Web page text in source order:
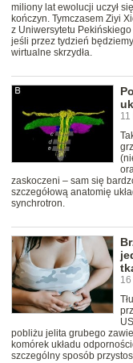
miliony lat ewolucji uczył
kończyn. Tymczasem Ziyi
z Uniwersytetu
jeśli przez tydzień
wirtualne skrzydła.
zaskoczeni – sam się
szczegółową anatomię
synchrotron.
pobliżu jelita grubego
komórek układu
szczególny sposób